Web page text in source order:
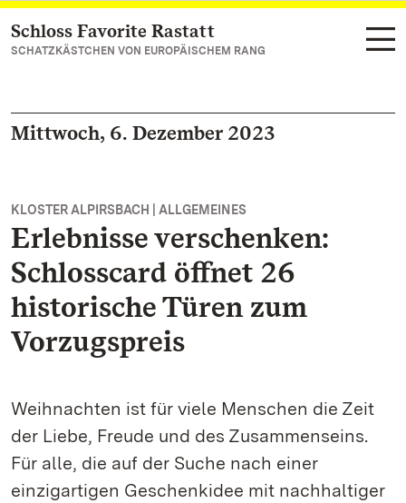
Zum Hauptinhalt springen
Schloss Favorite Rastatt
SCHATZKÄSTCHEN VON EUROPÄISCHEM RANG
Mittwoch, 6. Dezember 2023
KLOSTER ALPIRSBACH | ALLGEMEINES
Erlebnisse verschenken:
Schlosscard öffnet 26
historische Türen zum
Vorzugspreis
Weihnachten ist für viele Menschen die Zeit
der Liebe, Freude und des Zusammenseins.
Für alle, die auf der Suche nach einer
einzigartigen Geschenkidee mit nachhaltiger